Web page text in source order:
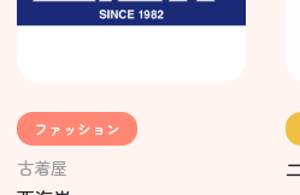
ファッション
古着屋